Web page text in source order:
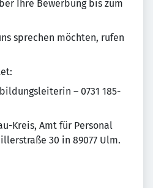
Ihre Bewerbung bis zum
sprechen möchten, rufen
– 0731 185-
Kreis, Amt für Personal
30 in 89077 Ulm.